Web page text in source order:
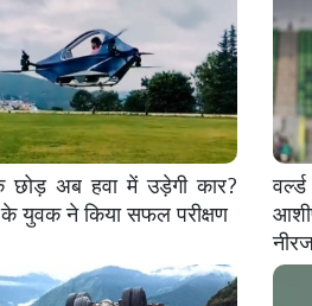
अब हवा में उड़ेगी कार?
युवक ने किया सफल परीक्षण